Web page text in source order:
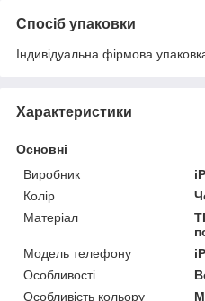
Спосіб упаковки
Індивідуальна фірмова
Характеристики
Основні
Виробник
Колір
Матеріал
Модель телефону
Особливості
Особливість кольору